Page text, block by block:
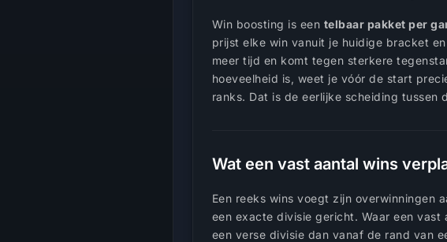
Win boosting is een telbaar pakket per
prijst elke win vanuit je huidige bracket
meer tijd en komt tegen sterkere
hoeveelheid is, weet je vóór de start
ranks. Dat is de eerlijke scheiding tussen
Wat een vast aantal wins
Een reeks wins voegt zijn overwinningen
een exacte divisie gericht. Waar een
een verse divisie dan vanaf de rand van